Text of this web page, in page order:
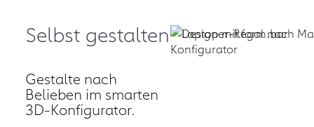
Selbst gestalten
Gestalte nach
Belieben im smarten
3D‑Konfigurator.